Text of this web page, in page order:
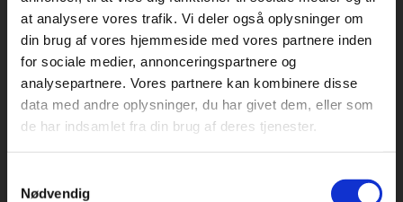
at analysere vores trafik. Vi deler også oplysninger om
din brug af vores hjemmeside med vores partnere inden
for sociale medier, annonceringspartnere og
analysepartnere. Vores partnere kan kombinere disse
data med andre oplysninger, du har givet dem, eller som
de har indsamlet fra din brug af deres tjenester.
Nødvendig
Praxis Forlag A/S
CVR 41280921
København
1120 København K
For privatkunder og
studerende. Du får
vist priser inkl.
For institutioner og
virksomheder. Du
får vist priser ekskl.